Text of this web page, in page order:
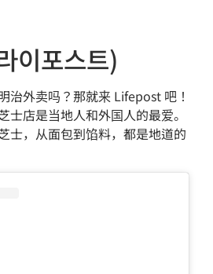
이포스트)
治外卖吗？那就来 Lifepost 吧！
士店是当地人和外国人的最爱。
士，从面包到馅料，都是地道的